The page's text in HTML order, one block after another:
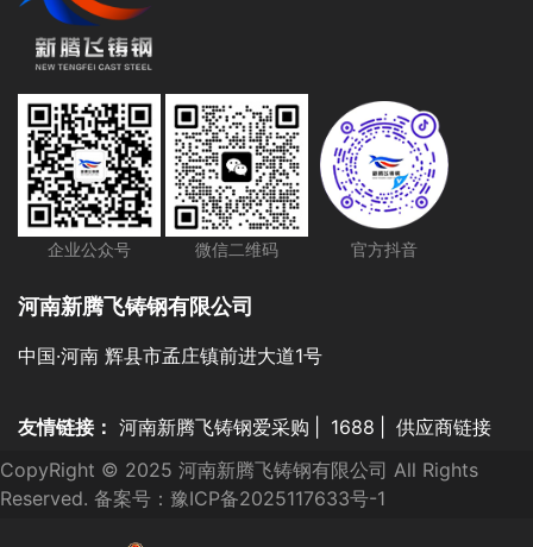
企业公众号 微信二维码 官方抖音
河南新腾飞铸钢有限公司
中国·河南 辉县市孟庄镇前进大道1号
友情链接： 河南新腾飞铸钢爱采购 1688
供应商链接
CopyRight © 2025 河南新腾飞铸钢有限公司 All Rights
Reserved. 备案号： 豫ICP备2025117633号-1